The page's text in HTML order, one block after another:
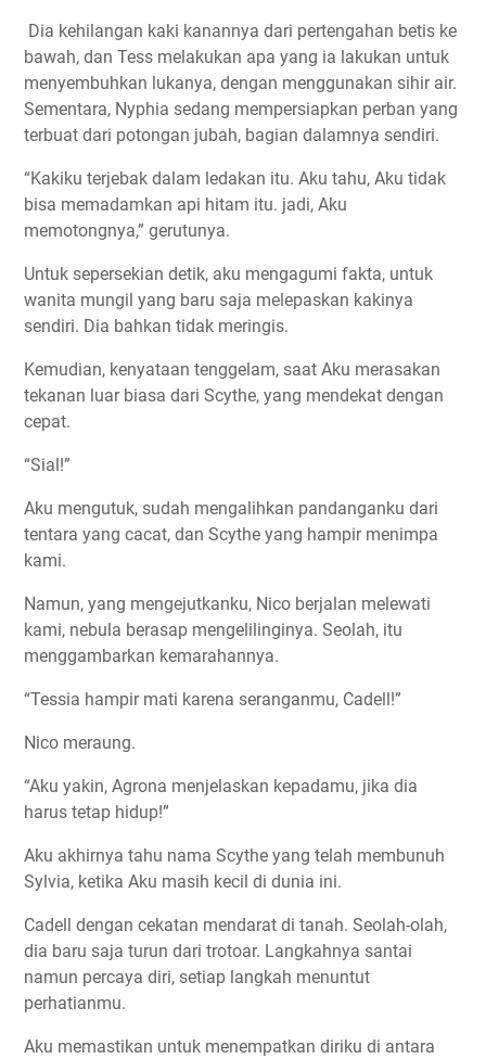
Dia kehilangan kaki kanannya dari pertengahan betis ke
bawah, dan Tess melakukan apa yang ia lakukan untuk
menyembuhkan lukanya, dengan menggunakan sihir air.
Sementara, Nyphia sedang mempersiapkan perban yang
terbuat dari potongan jubah, bagian dalamnya sendiri.
“Kakiku terjebak dalam ledakan itu. Aku tahu, Aku tidak
bisa memadamkan api hitam itu. jadi, Aku
memotongnya,” gerutunya.
Untuk sepersekian detik, aku mengagumi fakta, untuk
wanita mungil yang baru saja melepaskan kakinya
sendiri. Dia bahkan tidak meringis.
Kemudian, kenyataan tenggelam, saat Aku merasakan
tekanan luar biasa dari Scythe, yang mendekat dengan
cepat.
“Sial!”
Aku mengutuk, sudah mengalihkan pandanganku dari
tentara yang cacat, dan Scythe yang hampir menimpa
kami.
Namun, yang mengejutkanku, Nico berjalan melewati
kami, nebula berasap mengelilinginya. Seolah, itu
menggambarkan kemarahannya.
“Tessia hampir mati karena seranganmu, Cadell!”
Nico meraung.
“Aku yakin, Agrona menjelaskan kepadamu, jika dia
harus tetap hidup!”
Aku akhirnya tahu nama Scythe yang telah membunuh
Sylvia, ketika Aku masih kecil di dunia ini.
Cadell dengan cekatan mendarat di tanah. Seolah-olah,
dia baru saja turun dari trotoar. Langkahnya santai
namun percaya diri, setiap langkah menuntut
perhatianmu.
Aku memastikan untuk menempatkan diriku di antara